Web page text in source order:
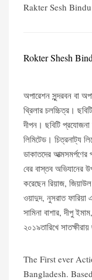
Rakter Sesh Bindu
Rokter Shesh
অপারেশন সুন্দরবন বা
থ্রিলার চলচ্চিত্র।
দীপন। ছবিটি
লিমিটেড। চিত্রনাট্য
ডাকাতদের আত্মসমর্পণের
বের বাস্তব অভিযানের
করেছেন রিয়াজ,
ওয়াদুদ, নুসরাত ফারিয়া
সামিনা বাশার, দীপু
২০১৯তারিখে
The First ever
Bangladesh.